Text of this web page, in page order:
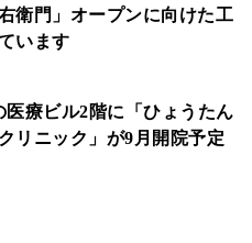
衛門」オープンに向けた工
います
医療ビル2階に「ひょうたん
リニック」が9月開院予定